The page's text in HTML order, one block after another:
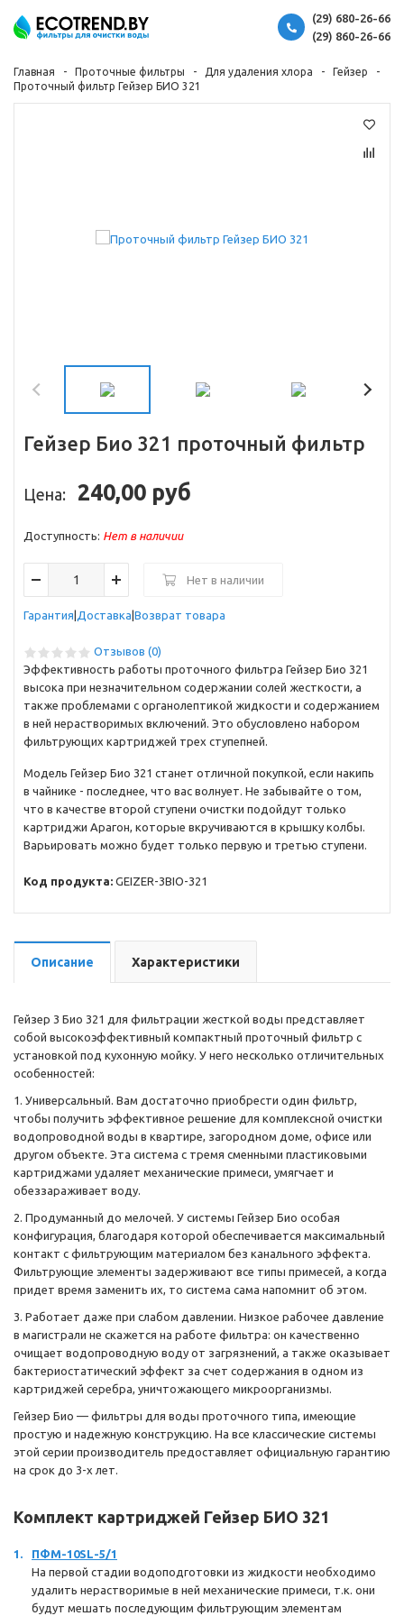
(29) 680-26-66
(29) 860-26-66
Главная Проточные фильтры Для удаления хлора
Гейзер
Проточный фильтр Гейзер БИО 321
Гейзер Био 321 проточный фильтр
Цена: 240,00 руб
Доступность: Нет в наличии
Нет в наличии
Гарантия Доставка Возврат товара
Отзывов (0)
Эффективность работы проточного фильтра Гейзер Био 321
высока при незначительном содержании солей жесткости, а
также проблемами с органолептикой жидкости и содержанием
в ней нерастворимых включений. Это обусловлено набором
фильтрующих картриджей трех ступепней.
Модель Гейзер Био 321 станет отличной покупкой, если накипь
в чайнике - последнее, что вас волнует. Не забывайте о том,
что в качестве второй ступени очистки подойдут только
картриджи Арагон, которые вкручиваются в крышку колбы.
Варьировать можно будет только первую и третью ступени.
Код продукта: GEIZER-3BIO-321
Описание Характеристики
Гейзер 3 Био 321 для фильтрации жесткой воды представляет
собой высокоэффективный компактный проточный фильтр с
установкой под кухонную мойку. У него несколько отличительных
особенностей:
1. Универсальный. Вам достаточно приобрести один фильтр,
чтобы получить эффективное решение для комплексной очистки
водопроводной воды в квартире, загородном доме, офисе или
другом объекте. Эта система с тремя сменными пластиковыми
картриджами удаляет механические примеси, умягчает и
обеззараживает воду.
2. Продуманный до мелочей. У системы Гейзер Био особая
конфигурация, благодаря которой обеспечивается максимальный
контакт с фильтрующим материалом без канального эффекта.
Фильтрующие элементы задерживают все типы примесей, а когда
придет время заменить их, то система сама напомнит об этом.
3. Работает даже при слабом давлении. Низкое рабочее давление
в магистрали не скажется на работе фильтра: он качественно
очищает водопроводную воду от загрязнений, а также оказывает
бактериостатический эффект за счет содержания в одном из
картриджей серебра, уничтожающего микроорганизмы.
Гейзер Био — фильтры для воды проточного типа, имеющие
простую и надежную конструкцию. На все классические системы
этой серии производитель предоставляет официальную гарантию
на срок до 3-х лет.
Комплект картриджей Гейзер БИО 321
ПФМ-10SL-5/1
На первой стадии водоподготовки из жидкости необходимо
удалить нерастворимые в ней механические примеси, т.к. они
будут мешать последующим фильтрующим элементам